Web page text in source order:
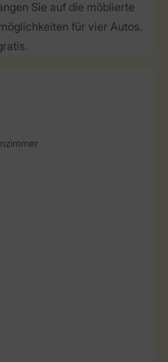
Sie auf die möblierte
für vier Autos.